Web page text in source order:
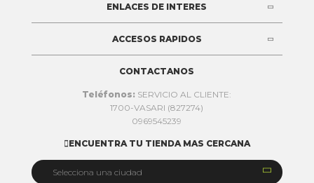
ENLACES DE INTERES
ACCESOS RAPIDOS
CONTACTANOS
Teléfonos: SERVICIO AL CLIENTE:
1700-VASARI (827274)
0969545239
ENCUENTRA TU TIENDA MAS CERCANA
Selecciona una ciudad 